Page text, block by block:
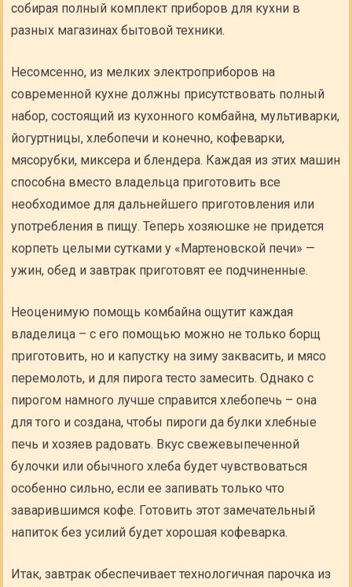
собирая полный комплект приборов для кухни в
разных магазинах бытовой техники.
Несомсенно, из мелких электроприборов на
современной кухне должны присутствовать полный
набор, состоящий из кухонного комбайна, мультиварки,
йогуртницы, хлебопечи и конечно, кофеварки,
мясорубки, миксера и блендера. Каждая из этих машин
способна вместо владельца приготовить все
необходимое для дальнейшего приготовления или
употребления в пищу. Теперь хозяюшке не придется
корпеть целыми сутками у «Мартеновской печи» —
ужин, обед и завтрак приготовят ее подчиненные.
Неоценимую помощь комбайна ощутит каждая
владелица – с его помощью можно не только борщ
приготовить, но и капустку на зиму заквасить, и мясо
перемолоть, и для пирога тесто замесить. Однако с
пирогом намного лучше справится хлебопечь – она
для того и создана, чтобы пироги да булки хлебные
печь и хозяев радовать. Вкус свежевыпеченной
булочки или обычного хлеба будет чувствоваться
особенно сильно, если ее запивать только что
заварившимся кофе. Готовить этот замечательный
напиток без усилий будет хорошая кофеварка.
Итак, завтрак обеспечивает технологичная парочка из